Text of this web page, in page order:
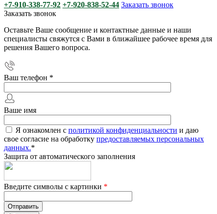
+7-910-338-77-92 +7-920-838-52-44 Заказать звонок
Заказать звонок
Оставьте Ваше сообщение и контактные данные и наши
специалисты свяжутся с Вами в ближайшее рабочее время для
решения Вашего вопроса.
Ваш телефон *
Ваше имя
Я ознакомлен с политикой конфиденциальности и даю
свое согласие на обработку предоставляемых персональных
данных.*
Защита от автоматического заполнения
Введите символы с картинки *